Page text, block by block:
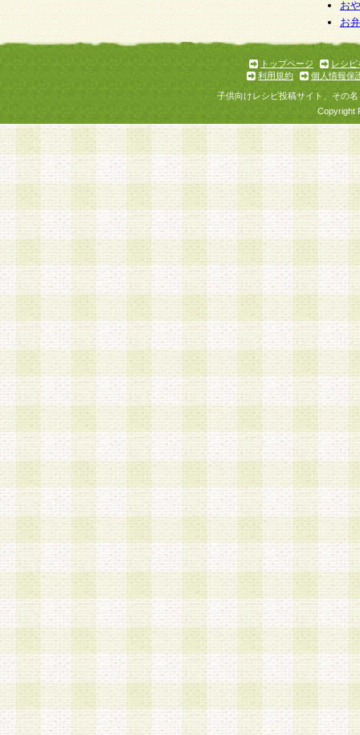
お
お
トップページ
レシピ
利用規約
個人情報保
子供向けレシピ投稿サイト、その
Copyright